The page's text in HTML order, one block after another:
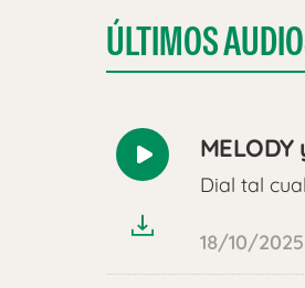
ÚLTIMOS
Reproducir
Dial tal
18/10/2025